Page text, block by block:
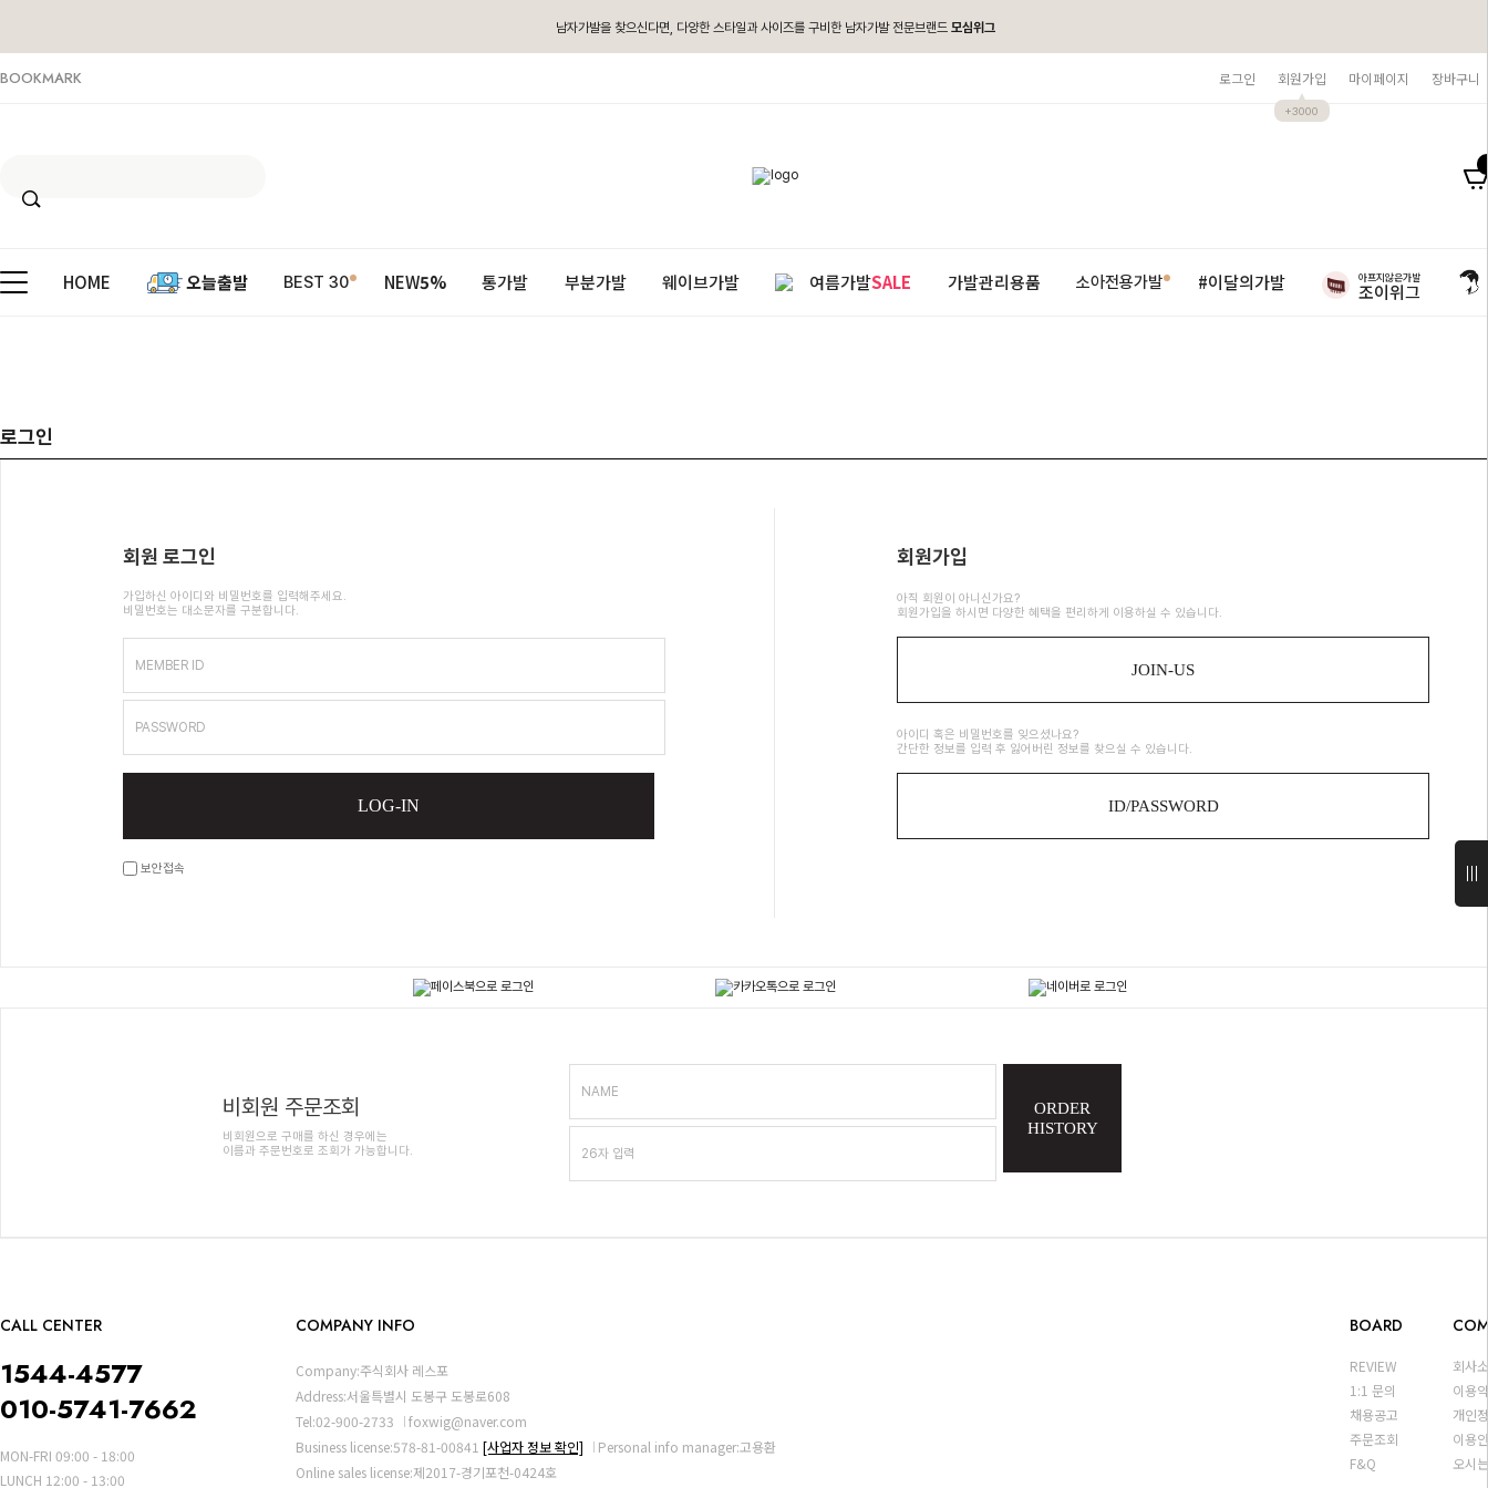
남자가발을 찾으신다면, 다양한 스타일과 사이즈를 구비한 남자가발 전문브랜드 모심위그
BOOKMARK 로그인 회원가입
+3000
마이페이지 장바구니
HOME 오늘출발 BEST 30 NEW5% 통가발 부분가발 웨이브가발 여름가발SALE 가발관리용품 소아전용가발 #이달의가발 아프지않은가발
조이위그
로그인
회원 로그인
가입하신 아이디와 비밀번호를 입력해주세요.
비밀번호는 대소문자를 구분합니다.
MEMBER ID
PASSWORD
LOG-IN
보안접속
회원가입
아직 회원이 아니신가요?
회원가입을 하시면 다양한 혜택을 편리하게 이용하실 수 있습니다.
JOIN-US
아이디 혹은 비밀번호를 잊으셨나요?
간단한 정보를 입력 후 잃어버린 정보를 찾으실 수 있습니다.
ID/PASSWORD
비회원 주문조회
비회원으로 구매를 하신 경우에는
이름과 주문번호로 조회가 가능합니다.
NAME
ORDER
HISTORY
CALL CENTER
1544-4577
010-5741-7662
MON-FRI 09:00 - 18:00
LUNCH 12:00 - 13:00
COMPANY INFO
Company:주식회사 레스포
Address:서울특별시 도봉구 도봉로608
Tel:02-900-2733
foxwig@naver.com
Business license:578-81-00841 [사업자 정보 확인]
Personal info manager:고용환
Online sales license:제2017-경기포천-0424호
BOARD
REVIEW
1:1 문의
채용공고
주문조회
F&Q
회사
이용
개인
이용
오시